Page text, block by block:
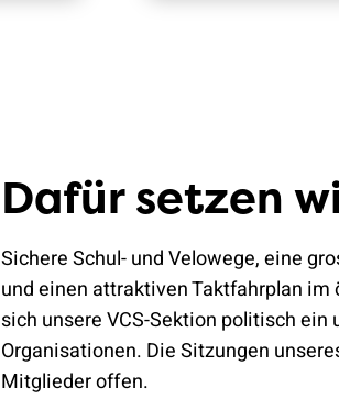
Dafür setzen
Sichere Schul- und Velowege, eine
und einen attraktiven Taktfahrplan
sich unsere VCS-Sektion politisch
Organisationen. Die Sitzungen
Mitglieder offen.